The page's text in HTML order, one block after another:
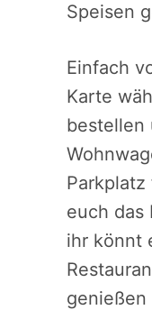
Speisen
Einfach
Karte
bestellen
euch das
ihr könnt
genießen